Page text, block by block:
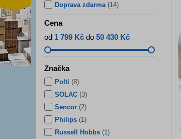
Doprava zdarma (14)
Cena
od 1 799 Kč do 50 430 Kč
Značka
Polti (8)
SOLAC (3)
Sencor (2)
Philips (1)
Russell Hobbs (1)